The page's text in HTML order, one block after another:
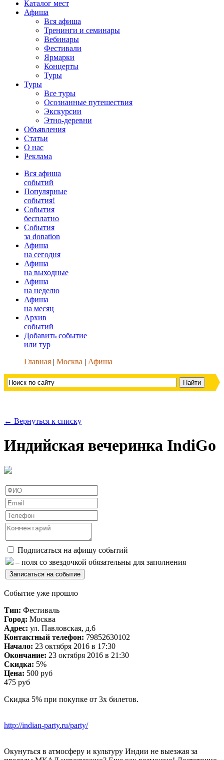
Каталог мест
Афиша
Вся афиша
Тренинги и семинары
Вебинары
Фестивали
Ярмарки
Концерты
Туры
Туры
Все туры
Осознанные путешествия
Экскурсии
Этно-деревни
Объявления
Статьи
О нас
Реклама
Вся афиша
событий
Популярные
события!
События
бесплатно
События
за donation
Афиша
на сегодня
Афиша
на выходные
Афиша
на неделю
Афиша
на месяц
Архив
событий
Добавить событие
или тур
Главная
Москва Афиша
← Вернуться к списку
Индийская вечеринка IndiGo
Подписаться на афишу событий
– поля со звездочкой обязательны для заполнения
Событие уже прошло
Тип: Фестиваль
Город: Москва
Адрес: ул. Павловская, д.6
Контактный телефон: 79852630102
Начало: 23 октября 2016 в 17:30
Окончание: 23 октября 2016 в 21:30
Скидка: 5%
Цена: 500 руб
475 руб
Скидка 5% при покупке от 3х билетов.
http://indian-party.ru/party/
Окунуться в атмосферу и культуру Индии не выезжая за